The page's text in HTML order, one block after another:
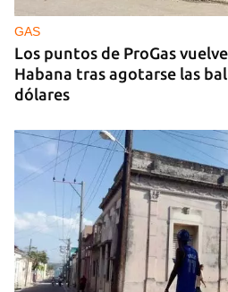
GAS
Los puntos de ProGas
Habana tras agotarse las
dólares